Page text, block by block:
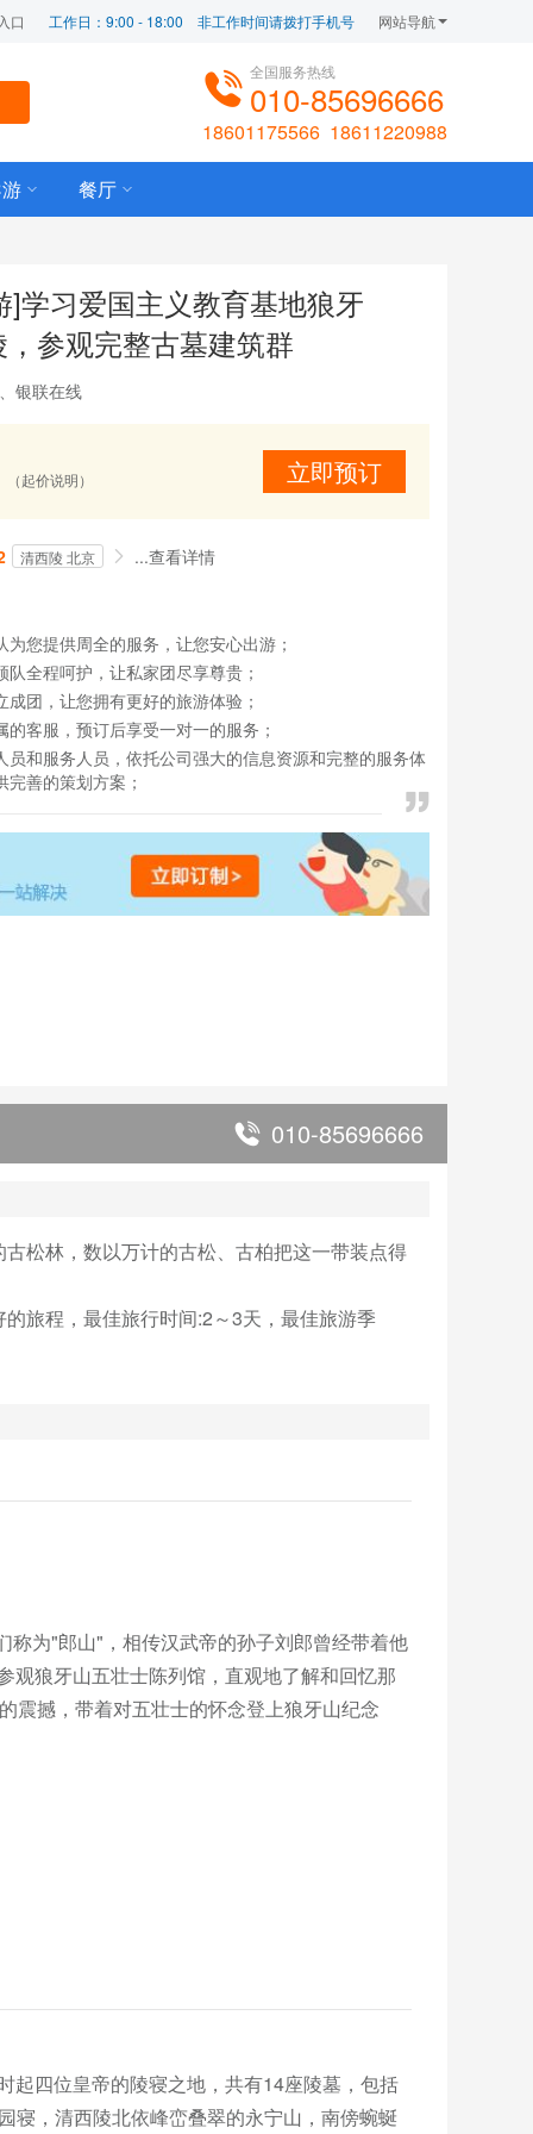
口 工作日：9:00 - 18:00    非工作时间请拨打手机号 网站导航
全国服务热线
010-85696666
18601175566 18611220988
餐厅
学习爱国主义教育基地狼牙
参观完整古墓建筑群
银联在线
（起价说明） 立即预订
清西陵 北京 ...查看详情
为您提供周全的服务，让您安心出游；
队全程呵护，让私家团尽享尊贵；
成团，让您拥有更好的旅游体验；
的客服，预订后享受一对一的服务；
员和服务人员，依托公司强大的信息资源和完整的服务体
善的策划方案；
010-85696666
松林，数以万计的古松、古柏把这一带装点得
旅程，最佳旅行时间:2～3天，最佳旅游季
为"郎山"，相传汉武帝的孙子刘郎曾经带着他
观狼牙山五壮士陈列馆，直观地了解和回忆那
震撼，带着对五壮士的怀念登上狼牙山纪念
四位皇帝的陵寝之地，共有14座陵墓，包括
寝，清西陵北依峰峦叠翠的永宁山，南傍蜿蜒